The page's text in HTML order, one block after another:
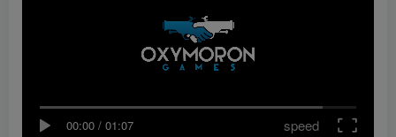
00:00 / 01:07 speed